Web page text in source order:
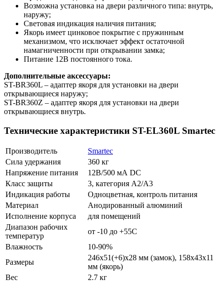
Возможна установка на двери различного типа: внутрь,
наружу;
Световая индикация наличия питания;
Якорь имеет цинковое покрытие с пружинным
механизмом, что исключает эффект остаточной
намагниченности при открывании замка;
Питание 12В постоянного тока.
Дополнительные аксессуары:
ST-BR360L – адаптер якоря для установки на двери
открывающиеся наружу;
ST-BR360Z – адаптер якоря для установки на двери
открывающиеся внутрь.
Технические характеристики ST-EL360L Smartec
Производитель
Smartec
Сила удержания
360 кг
Напряжение питания
12В/500 мА DC
Класс защиты
3, категория A2/A3
Индикация работы
Одноцветная, контроль питания
Материал
Анодированный алюминий
Исполнение корпуса
для помещений
Диапазон рабочих
температур
от -10 до +55С
Влажность
10-90%
Размеры
246х51(+6)х28 мм (замок), 158х43х11
мм (якорь)
Вес
2.7 кг